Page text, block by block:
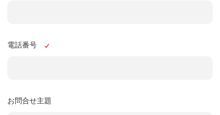
電話番号
お問合せ主題